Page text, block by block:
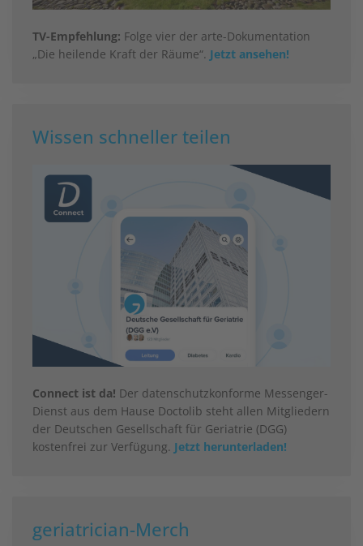
TV-Empfehlung: Folge vier der arte-Dokumentation
„Die heilende Kraft der Räume“. Jetzt ansehen!
Wissen schneller teilen
Connect ist da! Der datenschutzkonforme Messenger-
Dienst aus dem Hause Doctolib steht allen Mitgliedern
der Deutschen Gesellschaft für Geriatrie (DGG)
kostenfrei zur Verfügung. Jetzt herunterladen!
geriatrician-Merch